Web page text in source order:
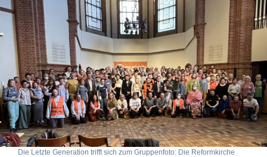
Die Letzte Generation trifft sich zum Gruppenfoto: Die Reformkirche